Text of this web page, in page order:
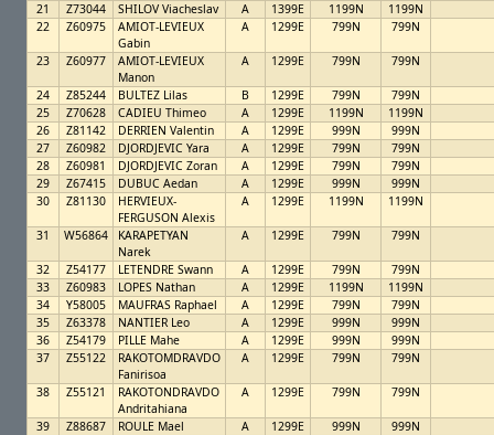
21
Z73044 SHILOV Viacheslav A 1399E 1199N
1199N
22
Z60975
AMIOT-LEVIEUX
Gabin
A 1299E 799N 799N
23 Z60977
AMIOT-LEVIEUX
Manon
A 1299E 799N 799N
24 Z85244 BULTEZ Lilas B 1299E 799N
799N
25
Z70628 CADIEU Thimeo A 1299E 1199N
1199N
26
Z81142 DERRIEN Valentin A 1299E 999N
999N
27
Z60982 DJORDJEVIC Yara A 1299E 799N
799N
28
Z60981 DJORDJEVIC Zoran A 1299E 799N
799N
29
Z67415 DUBUC Aedan A 1299E 999N
999N
30
Z81130
HERVIEUX-
FERGUSON Alexis
A 1299E 1199N 1199N
31 W56864
KARAPETYAN
Narek
A 1299E 799N 799N
32 Z54177 LETENDRE Swann A 1299E 799N
799N
33
Z60983 LOPES Nathan A 1299E 1199N
1199N
34
Y58005 MAUFRAS Raphael A 1299E 799N
799N
35
Z63378 NANTIER Leo A 1299E 999N
999N
36
Z54179 PILLE Mahe A 1299E 999N
999N
37
Z55122
RAKOTOMDRAVDO
Fanirisoa
A 1299E 799N 799N
38 Z55121
RAKOTONDRAVDO
Andritahiana
A 1299E 799N 799N
39 Z88687 ROULE Mael A 1299E 999N
999N